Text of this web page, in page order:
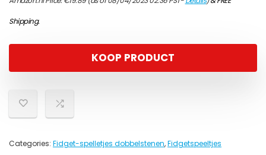
Shipping.
KOOP PRODUCT
Categories: Fidget-spelletjes dobbelstenen,Fidgetspeeltjes